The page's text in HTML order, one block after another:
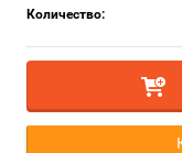
Количество: